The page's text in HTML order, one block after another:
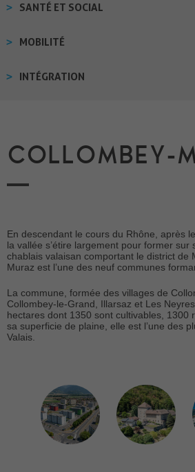
SANTÉ ET SOCIAL
MOBILITÉ
INTÉGRATION
COLLOMBEY-
En descendant le cours du Rhône, après
la vallée s’étire largement pour former sur
chablais valaisan comportant le district de
Muraz est l’une des neuf communes
La commune, formée des villages de
Collombey-le-Grand, Illarsaz et Les
hectares dont 1350 sont cultivables, 1300
sa superficie de plaine, elle est l’une des
Valais.